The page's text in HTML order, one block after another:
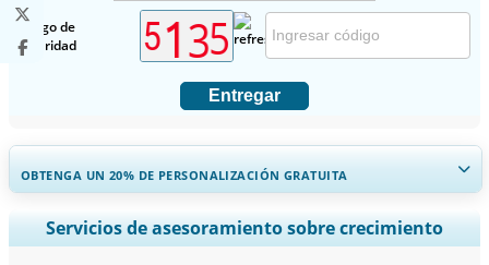
Código de
seguridad
Entregar
OBTENGA UN 20% DE PERSONALIZACIÓN GRATUITA
Ampliar la cobertura regional y por país, Análisis de segmentos,
Perfiles de empresas, Benchmarking competitivo, e información
Servicios de asesoramiento sobre crecimiento